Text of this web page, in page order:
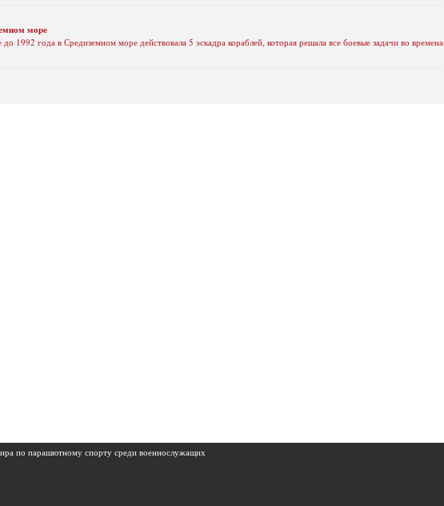
море
1992 года в Средиземном море действовала 5 эскадра кораблей, которая решала все боевые задачи во времена
по парашютному спорту среди военнослужащих